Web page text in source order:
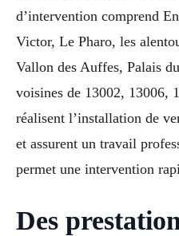
d’intervention comprend
Victor, Le Pharo, les
Vallon des Auffes, Palais
voisines de 13002, 13006,
réalisent l’installation de
et assurent un travail
permet une intervention
Des